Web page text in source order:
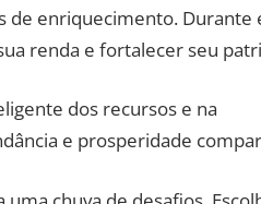
de enriquecimento. Durante
renda e fortalecer seu
dos recursos e na
e prosperidade